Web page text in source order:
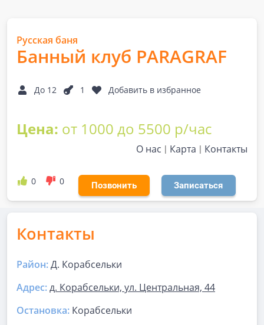
Русская баня
Банный клуб PARAGRAF
До 12 1 Добавить в избранное
Цена: от 1000 до 5500 р/час
О нас Карта Контакты
0 0 Позвонить Записаться
Контакты
Район:Д. Корабсельки
Адрес:д. Корабсельки, ул. Центральная, 44
Остановка: Корабсельки